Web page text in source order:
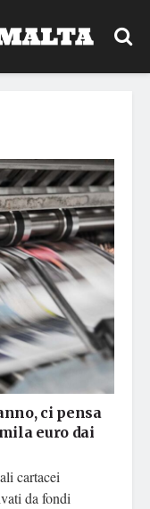
ci pensa
euro dai
cartacei
da fondi